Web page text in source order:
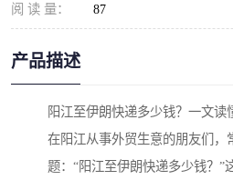
阅 读 量： 87
产品描述
阳江至伊朗快递多少钱？一文读
在阳江从事外贸生意的朋友们，
题：“阳江至伊朗快递多少钱？”